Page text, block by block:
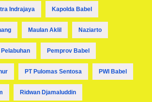
Indrajaya Kapolda Babel
Maulan Aklil Naziarto
Pelabuhan Pemprov Babel
PT Pulomas Sentosa PWI Babel
Ridwan Djamaluddin